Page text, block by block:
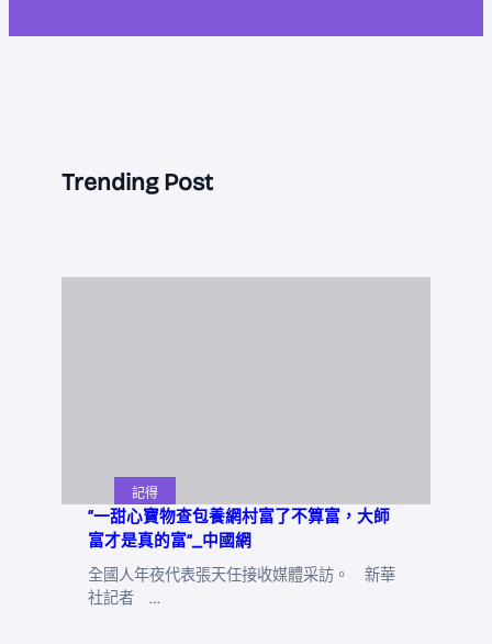
Trending Post
記得
“一甜心寶物查包養網村富了不算富，大師
富才是真的富”_中國網
全國人年夜代表張天任接收媒體采訪。 新華
社記者 …